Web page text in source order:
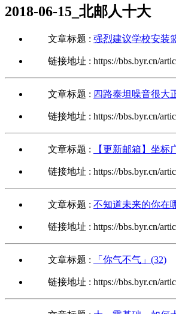
2018-06-15_北邮人十大
文章标题 : 强烈建议学校安装
链接地址 : https://bbs.byr.cn/
文章标题 : 四路泰坦噪音很大
链接地址 : https://bbs.byr.cn/
文章标题 : 【更新邮箱】坐
链接地址 : https://bbs.byr.cn/
文章标题 : 不知道未来的你在
链接地址 : https://bbs.byr.cn/
文章标题 : 「你气不气」(32)
链接地址 : https://bbs.byr.cn/